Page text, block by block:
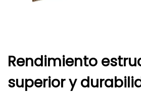
Rendimiento
superior y